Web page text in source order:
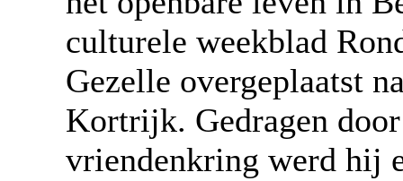
culturele weekblad
Gezelle overgeplaatst
Kortrijk. Gedragen
vriendenkring werd hij